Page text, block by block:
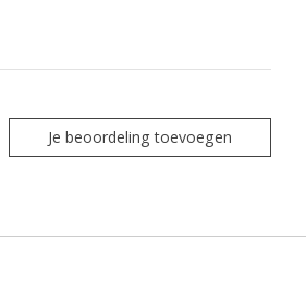
Je beoordeling toevoegen